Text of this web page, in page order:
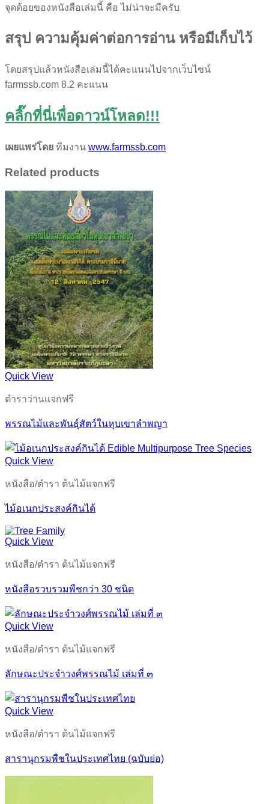
จุดด้อยของหนังสือเล่มนี้ คือ ไม่น่าจะมีครับ
สรุป ความคุ้มค่าต่อการอ่าน หรือมีเก็บไว้
โดยสรุปแล้วหนังสือเล่มนี้ได้คะแนนไปจากเว็บไซน์
farmssb.com 8.2 คะแนน
คลิ๊กที่นี่เพื่อดาวน์โหลด!!!
เผยแพร่โดย ทีมงาน www.farmssb.com
Related products
Quick View
ตำราว่านแจกฟรี
พรรณไม้และพันธุ์สัตว์ในหุบเขาลำพญา
Quick View
หนังสือ/ตำรา ต้นไม้แจกฟรี
ไม้อเนกประสงค์กินได้
Quick View
หนังสือ/ตำรา ต้นไม้แจกฟรี
หนังสือรวบรวมพืชกว่า 30 ชนิด
Quick View
หนังสือ/ตำรา ต้นไม้แจกฟรี
ลักษณะประจำวงศ์พรรณไม้ เล่มที่ ๓
Quick View
หนังสือ/ตำรา ต้นไม้แจกฟรี
สารานุกรมพืชในประเทศไทย (ฉบับย่อ)